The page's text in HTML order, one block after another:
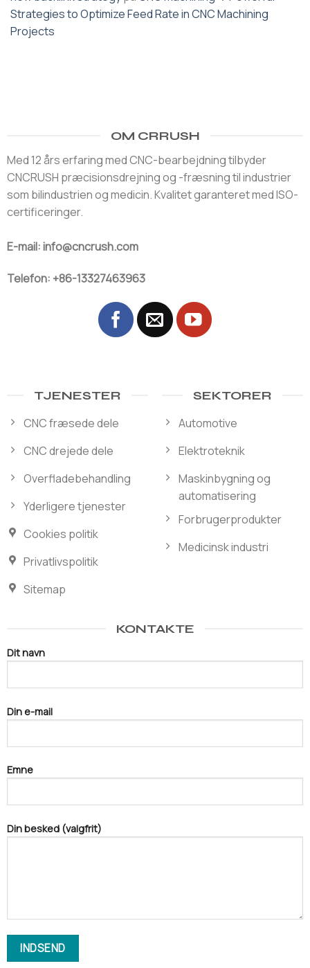
Strategies to Optimize Feed Rate in CNC Machining
Projects
OM CRRUSH
Med 12 års erfaring med CNC-bearbejdning tilbyder
CNCRUSH præcisionsdrejning og -fræsning til industrier
som bilindustrien og medicin. Kvalitet garanteret med ISO-
certificeringer.
E-mail: info@cncrush.com
Telefon: +86-13327463963
TJENESTER
CNC fræsede dele
CNC drejede dele
Overfladebehandling
Yderligere tjenester
Cookies politik
Privatlivspolitik
Sitemap
SEKTORER
Automotive
Elektroteknik
Maskinbygning og
automatisering
Forbrugerprodukter
Medicinsk industri
KONTAKTE
Dit navn
Din e-mail
Emne
Din besked (valgfrit)